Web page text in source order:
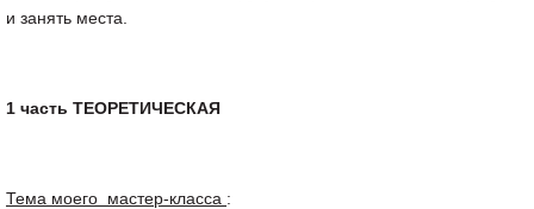
и занять места.
1 часть ТЕОРЕТИЧЕСКАЯ
Тема моего мастер-класса :